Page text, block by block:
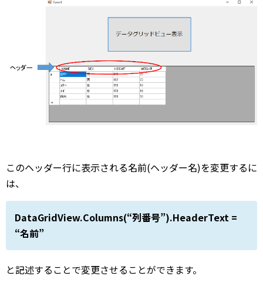
このヘッダー行に表示される名前(ヘッダー名)を変更するに
は、
DataGridView.Columns(“列番号”).HeaderText =
“名前”
と記述することで変更させることができます。